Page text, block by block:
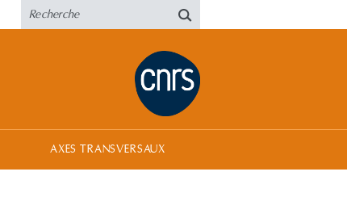
AXES TRANSVERSAUX